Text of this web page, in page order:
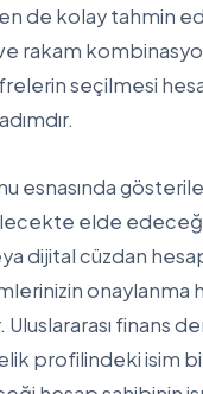
de kolay tahmin
rakam
seçilmesi
esnasında
elde
dijital cüzdan
onaylanma
finans
profilindeki isim